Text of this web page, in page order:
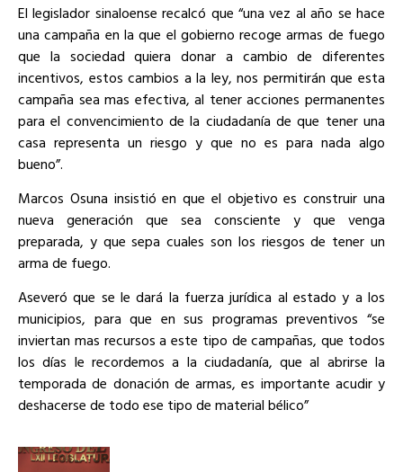
El legislador sinaloense recalcó que “una vez al año se hace
una campaña en la que el gobierno recoge armas de fuego
que la sociedad quiera donar a cambio de diferentes
incentivos, estos cambios a la ley, nos permitirán que esta
campaña sea mas efectiva, al tener acciones permanentes
para el convencimiento de la ciudadanía de que tener una
casa representa un riesgo y que no es para nada algo
bueno”.
Marcos Osuna insistió en que el objetivo es construir una
nueva generación que sea consciente y que venga
preparada, y que sepa cuales son los riesgos de tener un
arma de fuego.
Aseveró que se le dará la fuerza jurídica al estado y a los
municipios, para que en sus programas preventivos “se
inviertan mas recursos a este tipo de campañas, que todos
los días le recordemos a la ciudadanía, que al abrirse la
temporada de donación de armas, es importante acudir y
deshacerse de todo ese tipo de material bélico”